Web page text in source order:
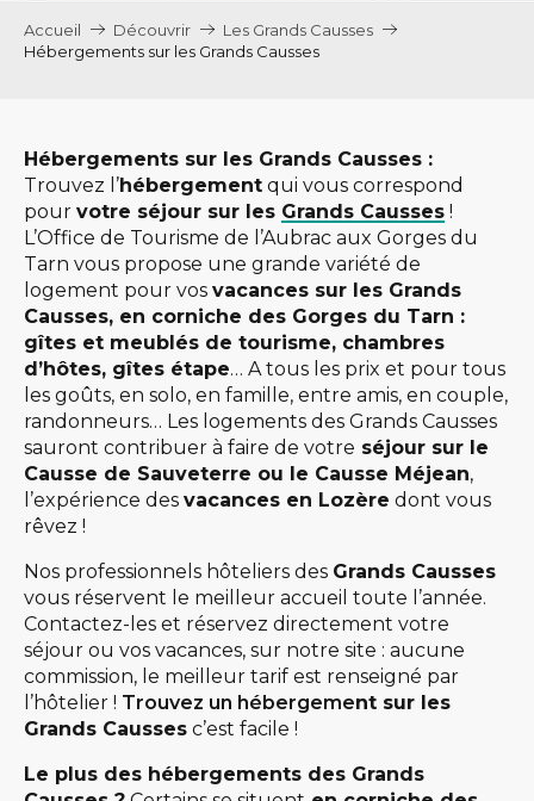
Accueil Découvrir
Les Grands Causses
Hébergements sur les Grands Causses
Hébergements sur les Grands Causses :
Trouvez l’hébergement qui vous correspond
pour votre séjour sur les Grands Causses !
L’Office de Tourisme de l’Aubrac aux Gorges du
Tarn vous propose une grande variété de
logement pour vos vacances sur les Grands
Causses, en corniche des Gorges du Tarn :
gîtes et meublés de tourisme, chambres
d’hôtes, gîtes étape… A tous les prix et pour tous
les goûts, en solo, en famille, entre amis, en couple,
randonneurs… Les logements des Grands Causses
sauront contribuer à faire de votre séjour sur le
Causse de Sauveterre ou le Causse Méjean,
l’expérience des vacances en Lozère dont vous
rêvez !
Nos professionnels hôteliers des Grands Causses
vous réservent le meilleur accueil toute l’année.
Contactez-les et réservez directement votre
séjour ou vos vacances, sur notre site : aucune
commission, le meilleur tarif est renseigné par
l’hôtelier ! Trouvez un hébergement sur les
Grands Causses c’est facile !
Le plus des hébergements des Grands